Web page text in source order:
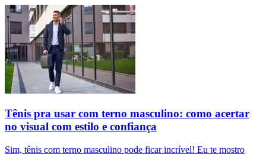
Tênis pra usar com terno masculino: como acertar
no visual com estilo e confiança
Sim, tênis com terno masculino pode ficar incrível! Eu te mostro